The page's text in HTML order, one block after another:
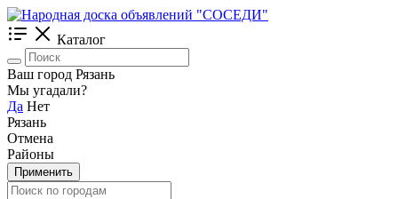
Каталог
Ваш город Рязань
Мы угадали?
Да Нет
Рязань
Отмена
Районы
Применить